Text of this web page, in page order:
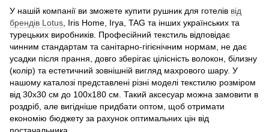
У нашій компанії ви зможете купити рушник для готелів від
брендів Lotus, Iris Home, Irya, TAG та інших українських та
турецьких виробників. Професійний текстиль відповідає
чинним стандартам та санітарно-гігієнічним нормам, не дає
усадки після прання, довго зберігає цілісність волокон, білизну
(колір) та естетичний зовнішній вигляд махрового шару. У
нашому каталозі представлені різні моделі текстилю розміром
від 30х30 см до 100х180 см. Такий аксесуар можна замовити в
роздріб, але вигідніше придбати оптом, щоб отримати
економію бюджету за рахунок оптимальних цін від